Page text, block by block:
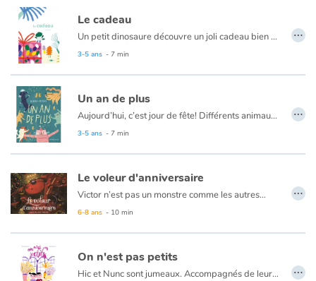
Le cadeau
Un petit dinosaure découvre un joli cadeau bien emballé sur son chemin.
Avec une illustration douce et colorée, Marjorie Béal s’amuse avec tendresse de la créativité des enfants. Quand leurs petits pas de côté nous surprennent par leur inventivité, et nous font bien rigoler.
3-5 ans - 7 min
…
Un an de plus
Aujourd’hui, c’est jour de fête! Différents animaux célèbrent tour à tour leur anniversaire. L’ours Bobo prépare beaucoup de gâteaux, la tigresse Léa s’attable avec ses amis et le caniche Ture danse toute la journée. Mais, ce n’est pas le cas de tout le monde... Et toi, comment vas-tu le fêter ?
3-5 ans - 7 min
…
Le voleur d'anniversaire
Victor n’est pas un monstre comme les autres…
Ce kamishibaï n’est pas trilingue, les version anglaise et allemande sont à télécharger ci-dessous.
6-8 ans - 10 min
…
On n'est pas petits
Hic et Nunc sont jumeaux. Accompagnés de leurs deux papas et de leur maman, ils explorent un monde de questions philosophiques, en lien avec leurs points d’interrogations du quotidien.
…